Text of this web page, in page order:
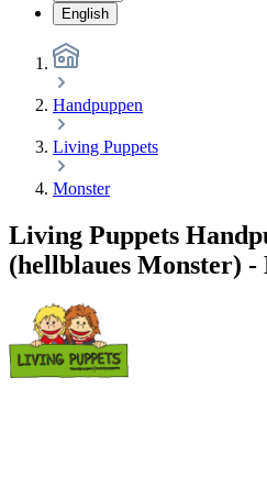
English
Handpuppen
Living Puppets
Monster
Living Puppets
(hellblaues Monster) -